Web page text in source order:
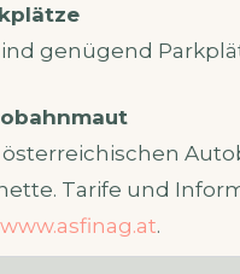
genügend
Tarife und
www.asfinag.at.